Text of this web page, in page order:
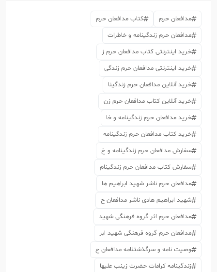
مدافعان حرم
کتاب مدافعان حرم
مدافعان حرم زندگینامه و خاطرات
خرید اینترنتی کتاب مدافعان حرم ز
خرید اینترنتی مدافعان حرم زندگی
خرید آنلاین مدافعان حرم زندگینا
خرید آنلاین کتاب مدافعان حرم زن
خرید مدافعان حرم زندگینامه و خا
خرید کتاب مدافعان حرم زندگینامه
سفارش مدافعان حرم زندگینامه و خ
سفارش کتاب مدافعان حرم زندگینام
مدافعان حرم ناشر شهید ابراهیم ها
شهید ابراهیم هادی ناشر مدافعان ح
مدافعان حرم اثر گروه فرهنگی شهید
مدافعان حرم گروه فرهنگی شهید ابر
وصیت نامه و سرگذشتنامه مدافعان ح
زندگینامه کرامات حضرت زینب علیها